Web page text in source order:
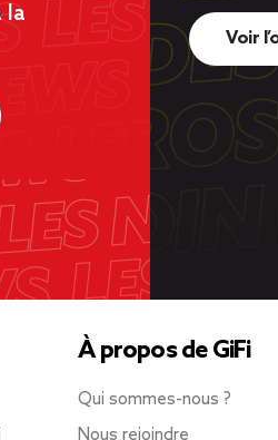
la
Voir
À propos de GiFi
Qui sommes-nous ?
Nous rejoindre